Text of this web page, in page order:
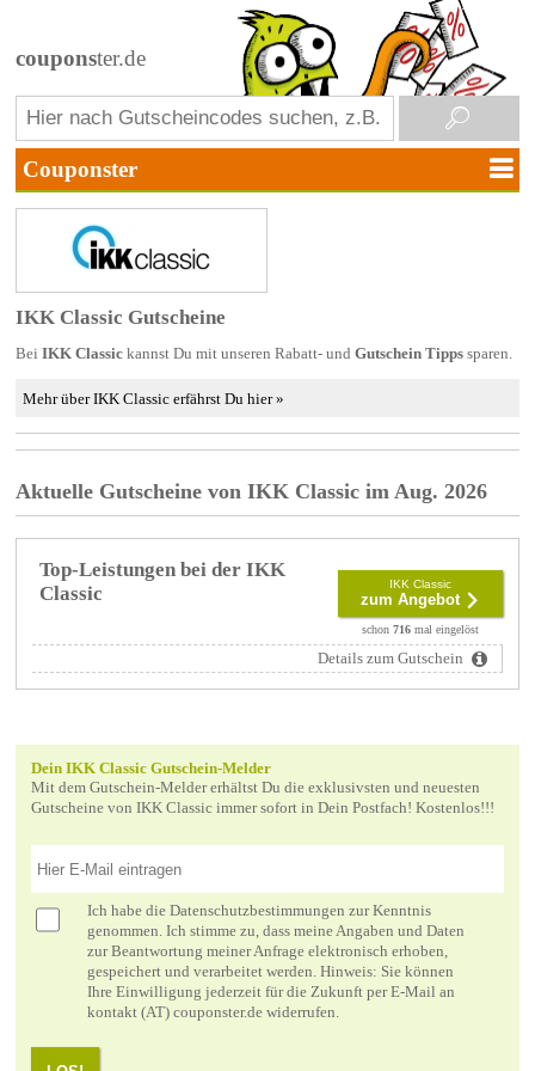
couponster.de
IKK Classic Gutscheine
Bei IKK Classickannst Du mit unseren Rabatt- und Gutschein Tippssparen.
Mehr über IKK Classic erfährst Du hier »
Aktuelle Gutscheine von IKK Classic im Aug. 2026
Top-Leistungen bei der IKK
Classic
IKK Classic
zum Angebot
schon716 mal eingelöst
Details zum Gutschein
Dein IKK Classic Gutschein-Melder
Mit dem Gutschein-Melder erhältst Du die exklusivsten und neuesten
Gutscheine von IKK Classic immer sofort in Dein Postfach! Kostenlos!!!
Ich habe die Datenschutzbestimmungen zur Kenntnis
genommen. Ich stimme zu, dass meine Angaben und Daten
zur Beantwortung meiner Anfrage elektronisch erhoben,
gespeichert und verarbeitet werden. Hinweis: Sie können
Ihre Einwilligung jederzeit für die Zukunft per E-Mail an
kontakt (AT) couponster.de widerrufen.